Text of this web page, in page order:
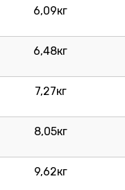
6,09кг
6,48кг
7,27кг
8,05кг
9,62кг